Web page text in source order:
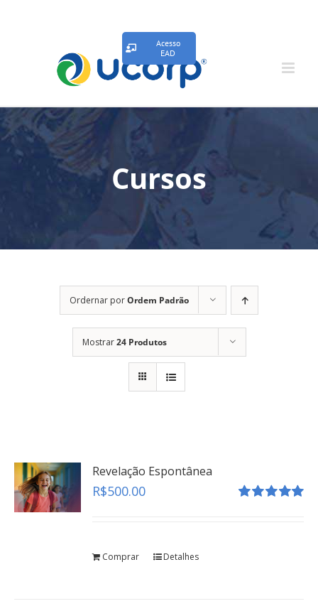
Acesso
EAD
Cursos
Ordernar porOrdem Padrão
Mostrar24 Produtos
Revelação Espontânea
R$500.00
Comprar Detalhes